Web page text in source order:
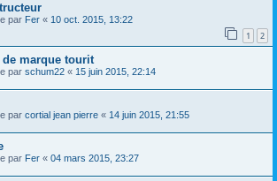
par Fer « 10 oct. 2015, 13:22
1 2
marque tourit
par schum22 « 15 juin 2015, 22:14
par cortial jean pierre « 14 juin 2015, 21:55
par Fer « 04 mars 2015, 23:27